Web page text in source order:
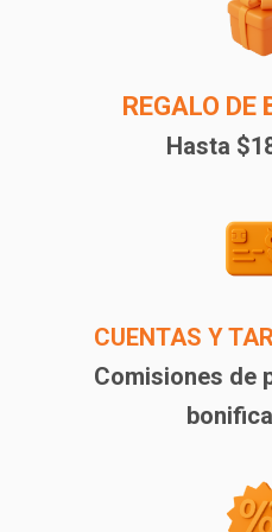
REGALO DE
Hasta
CUENTAS Y
Comisiones de